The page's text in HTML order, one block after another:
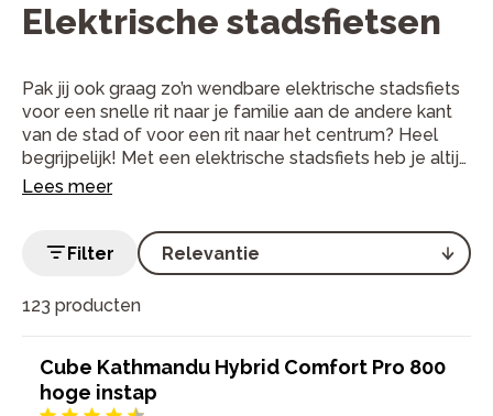
Elektrische stadsfietsen
Pak jij ook graag zo’n wendbare elektrische stadsfiets
voor een snelle rit naar je familie aan de andere kant
van de stad of voor een rit naar het centrum? Heel
begrijpelijk! Met een elektrische stadsfiets heb je altijd
een duwtje in de rug. Dat is handig, zo kun je ook al je
Lees meer
123 producten
Filter
Cube Kathmandu Hybrid Comfort Pro 800
hoge instap